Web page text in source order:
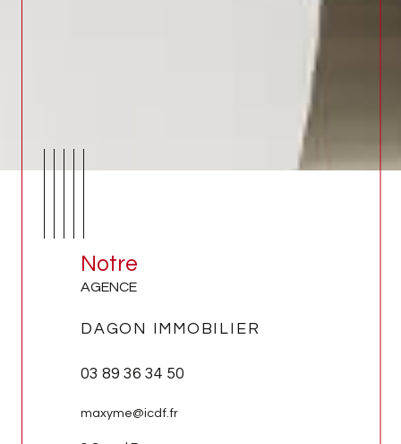
Notre
AGENCE
DAGON IMMOBILIER
03 89 36 34 50
maxyme@icdf.fr